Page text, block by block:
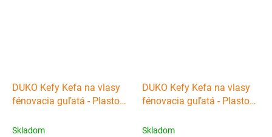
DUKO Kefy Kefa na vlasy
fénovacia guľatá - Plastové
Skladom
DUKO Kefy Kefa na vlasy
fénovacia guľatá - Plastové
Skladom